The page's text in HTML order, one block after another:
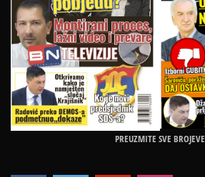
PREUZMITE SVE BROJEVE